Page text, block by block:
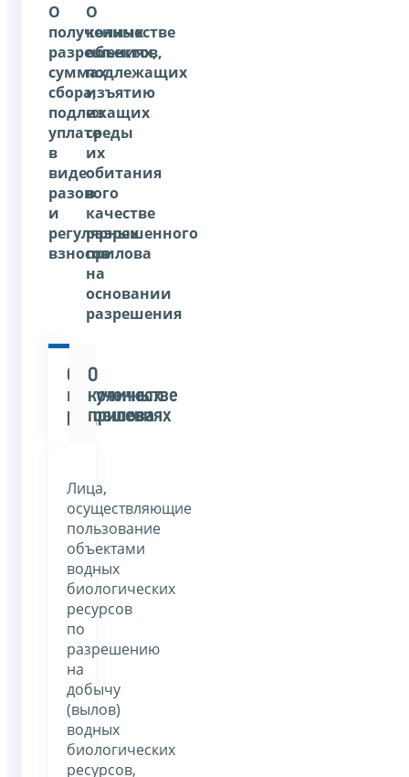
О
полученных
разрешениях,
суммах
сбора,
подлежащих
уплате
в
виде
разового
и
регулярных
взносов
О
количестве
объектов,
подлежащих
изъятию
из
среды
их
обитания
в
качестве
разрешенного
прилова
на
основании
разрешения
О
полученных
разрешениях
О
количестве
прилова
Лица,
осуществляющие
пользование
объектами
водных
биологических
ресурсов
по
разрешению
на
добычу
(вылов)
водных
биологических
ресурсов,